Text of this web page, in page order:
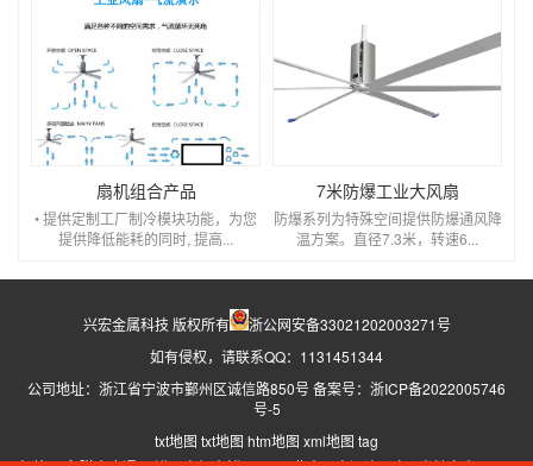
扇机组合产品
• 提供定制工厂制冷模块功能，为您
提供降低能耗的同时, 提高...
7米防爆工业大风扇
防爆系列为特殊空间提供防爆通风降
温方案。直径7.3米，转速6...
兴宏金属科技 版权所有
浙公网安备33021202003271号
如有侵权，请联系QQ：1131451344
公司地址：浙江省宁波市鄞州区诚信路850号 备案号： 浙ICP备2022005746
号-5
txt地图 txt地图 htm地图 xml地图 tag